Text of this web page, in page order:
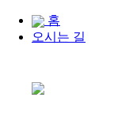
홈
오시는 길